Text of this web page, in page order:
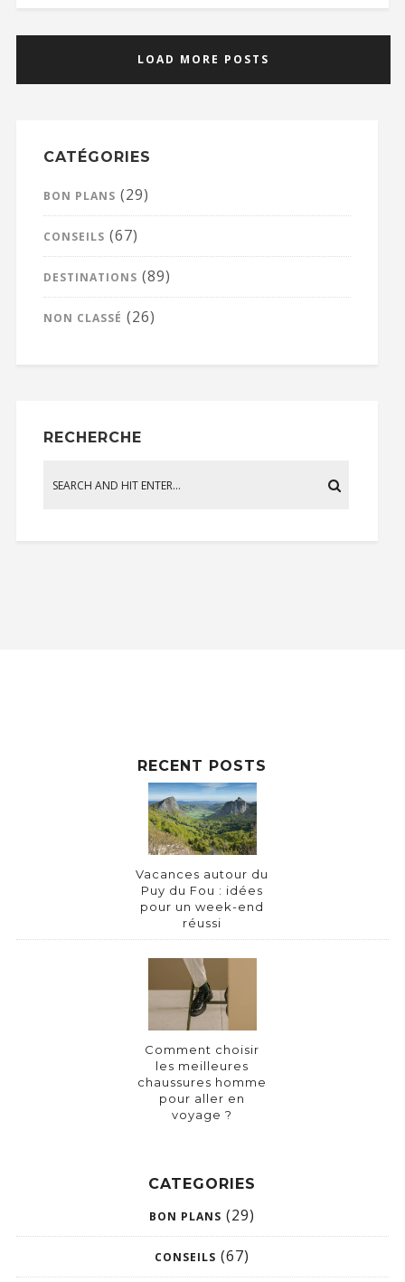
LOAD MORE POSTS
CATÉGORIES
BON PLANS (29)
CONSEILS (67)
DESTINATIONS (89)
NON CLASSÉ (26)
RECHERCHE
RECENT POSTS
Vacances autour du
Puy du Fou : idées
pour un week-end
réussi
Comment choisir
les meilleures
chaussures homme
pour aller en
voyage ?
CATEGORIES
BON PLANS (29)
CONSEILS (67)